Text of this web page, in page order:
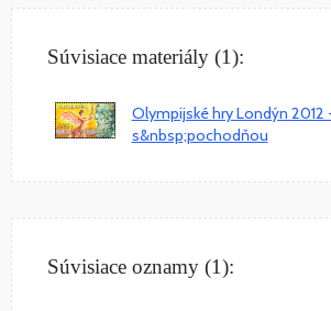
Súvisiace materiály (1):
Olympijské hry Londýn 2012
s&nbsp;pochodňou
Súvisiace oznamy (1):